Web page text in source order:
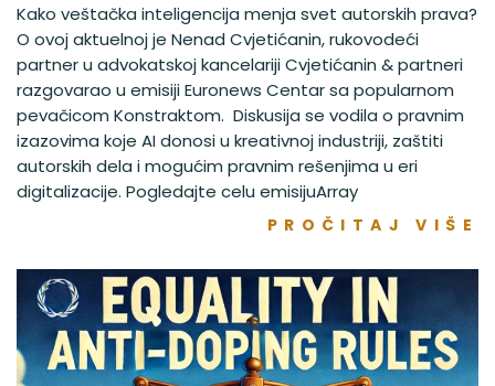
Kako veštačka inteligencija menja svet autorskih prava?
O ovoj aktuelnoj je Nenad Cvjetićanin, rukovodeći
partner u advokatskoj kancelariji Cvjetićanin & partneri
razgovarao u emisiji Euronews Centar sa popularnom
pevačicom Konstraktom. Diskusija se vodila o pravnim
izazovima koje AI donosi u kreativnoj industriji, zaštiti
autorskih dela i mogućim pravnim rešenjima u eri
digitalizacije. Pogledajte celu emisijuArray
PROČITAJ VIŠE